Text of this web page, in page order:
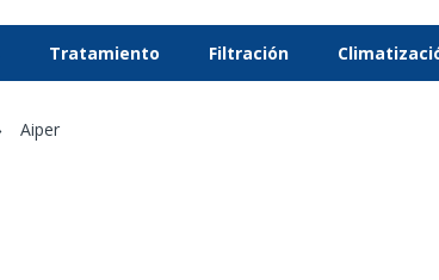
Tratamiento Filtración
Aiper